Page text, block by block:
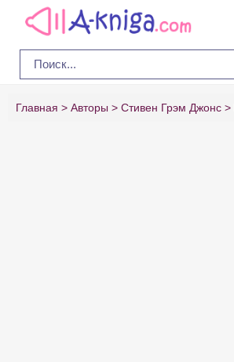
Главная Авторы Стивен Грэм Джонс